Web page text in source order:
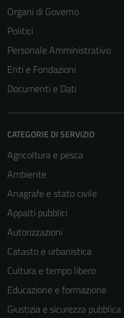
Organi di Governo
Politici
Personale Amministrativo
Enti e Fondazioni
Documenti e Dati
CATEGORIE DI SERVIZIO
Agricoltura e pesca
Ambiente
Anagrafe e stato civile
Appalti pubblici
Autorizzazioni
Catasto e urbanistica
Cultura e tempo libero
Educazione e formazione
Giustizia e sicurezza pubblica